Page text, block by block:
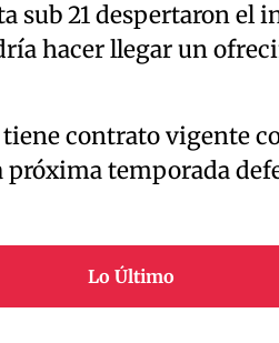
sub 21 despertaron el
hacer llegar un
contrato vigente
próxima temporada
Lo Último